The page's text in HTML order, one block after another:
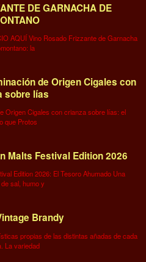
DE GARNACHA DE
AQUÍ Vino Rosado Frizzante de Garnacha
la
de Origen Cigales con
sobre lías
Origen Cigales con crianza sobre lías: el
que Protos
Malts Festival Edition 2026
Edition 2026: El Tesoro Ahumado Una
sal, humo y
Brandy
propias de las distintas añadas de cada
La variedad